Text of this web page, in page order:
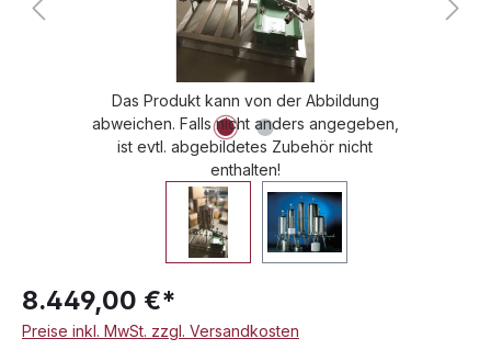
Das Produkt kann von der Abbildung
abweichen. Falls nicht anders angegeben,
ist evtl. abgebildetes Zubehör nicht
enthalten!
8.449,00 €*
Preise inkl. MwSt. zzgl. Versandkosten